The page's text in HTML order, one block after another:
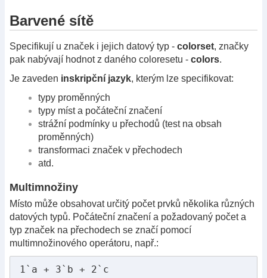
Barvené sítě
Specifikují u značek i jejich datový typ - colorset, značky
pak nabývají hodnot z daného coloresetu - colors.
Je zaveden inskripční jazyk, kterým lze specifikovat:
typy proměnných
typy míst a počáteční značení
strážní podmínky u přechodů (test na obsah
proměnných)
transformaci značek v přechodech
atd.
Multimnožiny
Místo může obsahovat určitý počet prvků několika různých
datových typů. Počáteční značení a požadovaný počet a
typ značek na přechodech se značí pomocí
multimnožinového operátoru, např.:
1`a + 3`b + 2`c